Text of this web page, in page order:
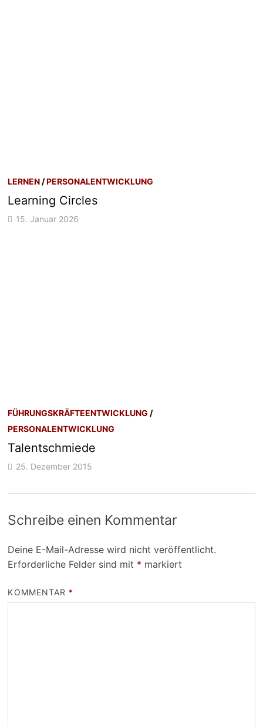
LERNEN /PERSONALENTWICKLUNG
Learning Circles
15. Januar 2026
FÜHRUNGSKRÄFTEENTWICKLUNG /
PERSONALENTWICKLUNG
Talentschmiede
25. Dezember 2015
Schreibe einen Kommentar
Deine E-Mail-Adresse wird nicht veröffentlicht.
Erforderliche Felder sind mit * markiert
KOMMENTAR *